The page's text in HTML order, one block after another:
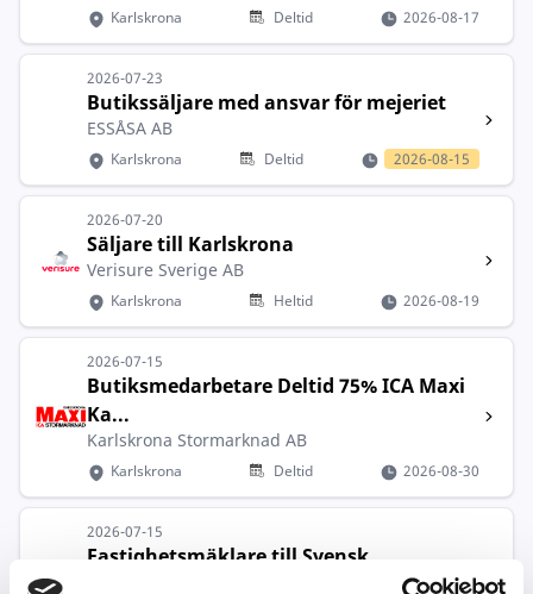
Karlskrona Deltid 2026-08-17
2026-07-23
Butikssäljare med ansvar för mejeriet
ESSÅSA AB
Karlskrona Deltid 2026-08-15
2026-07-20
Säljare till Karlskrona
Verisure Sverige AB
Karlskrona Heltid 2026-08-19
2026-07-15
Butiksmedarbetare Deltid 75% ICA Maxi
Ka...
Karlskrona Stormarknad AB
Karlskrona Deltid 2026-08-30
2026-07-15
Fastighetsmäklare till Svensk